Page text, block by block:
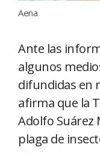
Aena
Ante las
algunos
difundidas en
afirma que la
Adolfo Suárez
plaga de